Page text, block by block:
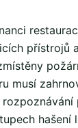
přístrojů
musí
hašení